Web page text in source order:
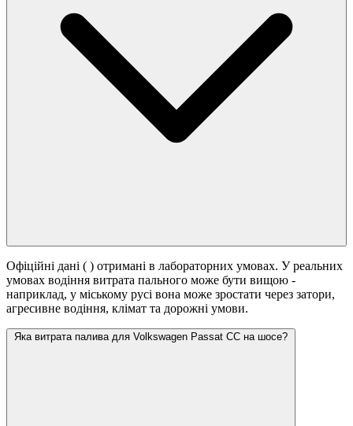
Офіційні дані ( ) отримані в лабораторних умовах. У реальних
умовах водіння витрата пального може бути вищою -
наприклад, у міському русі вона може зростати через затори,
агресивне водіння, клімат та дорожні умови.
Яка витрата палива для Volkswagen Passat CC на шосе?